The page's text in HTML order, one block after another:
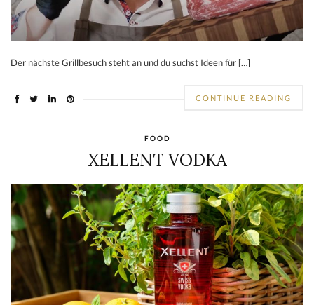
Der nächste Grillbesuch steht an und du suchst Ideen für […]
CONTINUE READING
FOOD
XELLENT VODKA